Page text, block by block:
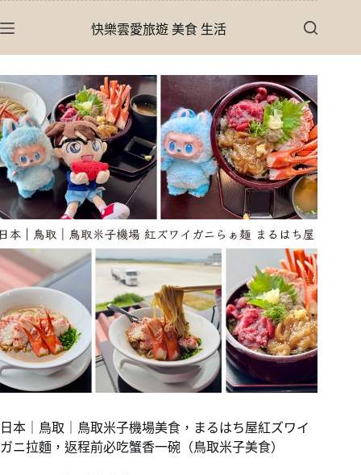
至
內
容
快樂雲愛旅遊 美食 生活
日本｜鳥取｜鳥取米子機場美食，まるはち屋紅ズワイ
ガニ拉麵，返程前必吃蟹香一碗（鳥取米子美食）